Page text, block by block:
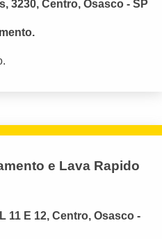
3230, Centro, Osasco - SP
e Lava Rapido
11 E 12, Centro, Osasco -